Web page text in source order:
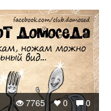
0
0
7765